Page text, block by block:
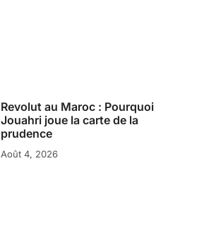
Revolut au Maroc : Pourquoi
Jouahri joue la carte de la
prudence
Août 4, 2026